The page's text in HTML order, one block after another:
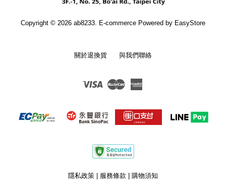
Copyright © 2026 ab8233. E-commerce Powered by EasyStore
關於退換貨 與我們聯絡
Visa Master
隱私政策 | 服務條款 | 購物須知